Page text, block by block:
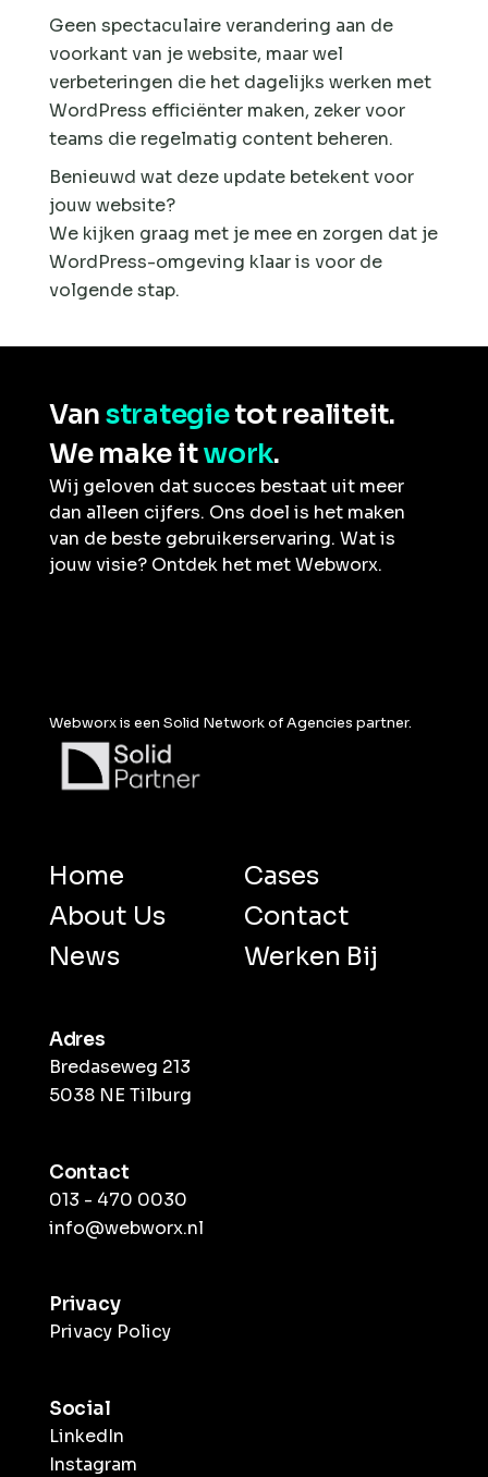
Geen spectaculaire verandering aan de
voorkant van je website, maar wel
verbeteringen die het dagelijks werken met
WordPress efficiënter maken, zeker voor
teams die regelmatig content beheren.
Benieuwd wat deze update betekent voor
jouw website?
We kijken graag met je mee en zorgen dat je
WordPress-omgeving klaar is voor de
volgende stap.
Vanstrategietot realiteit.
We make itwork.
Wij geloven dat succes bestaat uit meer
dan alleen cijfers. Ons doel is het maken
van de beste gebruikerservaring. Wat is
jouw visie? Ontdek het met Webworx.
Webworx is een Solid Network of Agencies partner.
Home
Cases
About Us
Contact
News
Werken Bij
Adres
Bredaseweg 213
5038 NE Tilburg
Contact
013 - 470 0030
info@webworx.nl
Privacy
Privacy Policy
Social
LinkedIn
Instagram